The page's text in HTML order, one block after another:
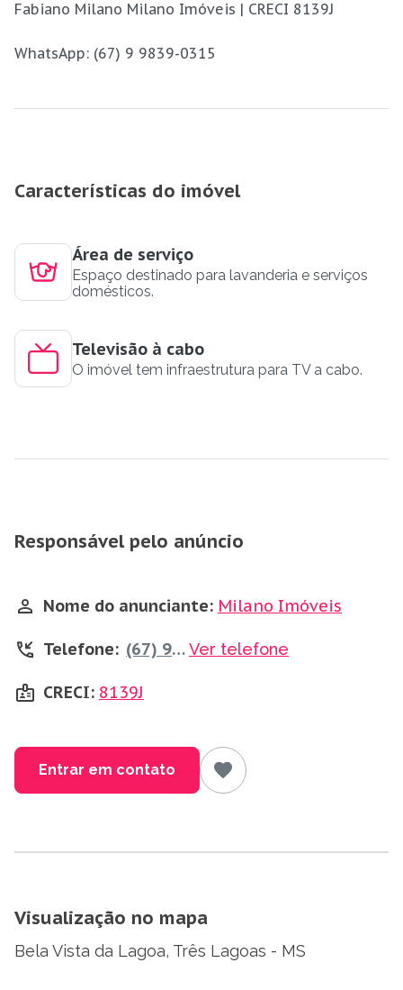
Fabiano Milano Milano Imóveis | CRECI 8139J
WhatsApp: (67) 9 9839-0315
Características do imóvel
Área de serviço
Espaço destinado para lavanderia e serviços
domésticos.
Televisão à cabo
O imóvel tem infraestrutura para TV a cabo.
Responsável pelo anúncio
Nome do anunciante: Milano Imóveis
Telefone: (67) 99839-0315Ver telefone
CRECI: 8139J
Entrar em contato
Visualização no mapa
Bela Vista da Lagoa, Três Lagoas - MS